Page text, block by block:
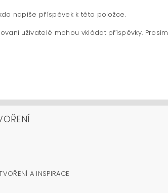
napíše příspěvek k této položce.
uživatelé mohou vkládat příspěvky. Prosím
A INSPIRACE